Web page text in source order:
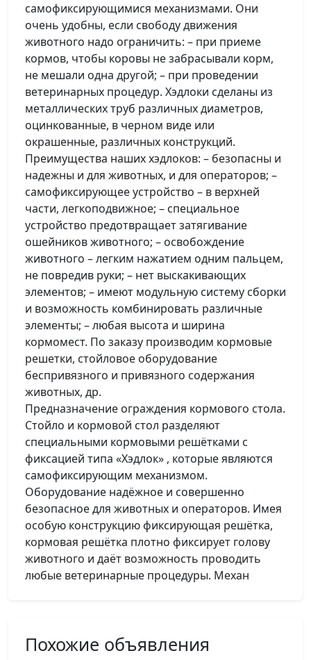
самофиксирующимися механизмами. Они
очень удобны, если свободу движения
животного надо ограничить: – при приеме
кормов, чтобы коровы не забрасывали корм,
не мешали одна другой; – при проведении
ветеринарных процедур. Хэдлоки сделаны из
металлических труб различных диаметров,
оцинкованные, в черном виде или
окрашенные, различных конструкций.
Преимущества наших хэдлоков: – безопасны и
надежны и для животных, и для операторов; –
самофиксирующее устройство – в верхней
части, легкоподвижное; – специальное
устройство предотвращает затягивание
ошейников животного; – освобождение
животного – легким нажатием одним пальцем,
не повредив руки; – нет выскакивающих
элементов; – имеют модульную систему сборки
и возможность комбинировать различные
элементы; – любая высота и ширина
кормомест. По заказу производим кормовые
решетки, стойловое оборудование
беспривязного и привязного содержания
животных, др.
Предназначение ограждения кормового стола.
Стойло и кормовой стол разделяют
специальными кормовыми решётками с
фиксацией типа «Хэдлок» , которые являются
самофиксирующим механизмом.
Оборудование надёжное и совершенно
безопасное для животных и операторов. Имея
особую конструкцию фиксирующая решётка,
кормовая решётка плотно фиксирует голову
животного и даёт возможность проводить
любые ветеринарные процедуры. Механ
Похожие объявления